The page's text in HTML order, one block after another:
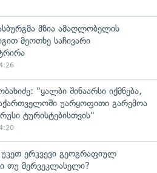
მზია ამაღლობელის
მეოთხე საჩივარი
"ყალბი შინაარსი იქმნება,
უარყოფითი გარემოა
ტურისტებისთვის"
უკეთ ერკვევი გეოგრაფიულ
თუ მერვეკლასელი?